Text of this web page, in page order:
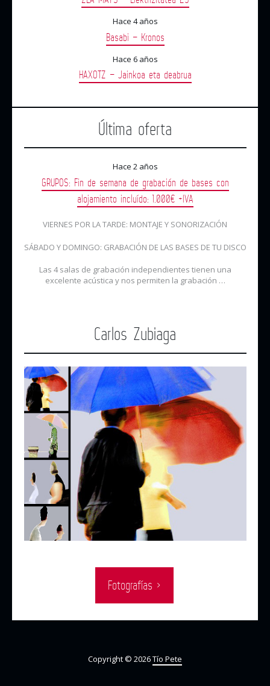
Hace 4 años
Basabi – Kronos
Hace 6 años
HAXOTZ – Jainkoa eta deabrua
Última oferta
Hace 2 años
GRUPOS: Fin de semana de grabación de bases con
alojamiento incluído: 1.000€ +IVA
VIERNES POR LA TARDE: MONTAJE Y SONORIZACIÓN
SÁBADO Y DOMINGO: GRABACIÓN DE LAS BASES DE TU DISCO
Las 4 salas de grabación independientes tienen una
excelente acústica y nos permiten la grabación …
Carlos Zubiaga
Fotografías ›
Copyright © 2026Tío Pete